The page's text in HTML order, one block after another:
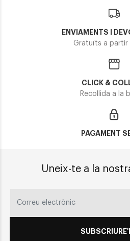
ENVIAMENTS I
Gratuïts a partir
CLICK &
Recollida a la
PAGAMENT
Uneix-te a la